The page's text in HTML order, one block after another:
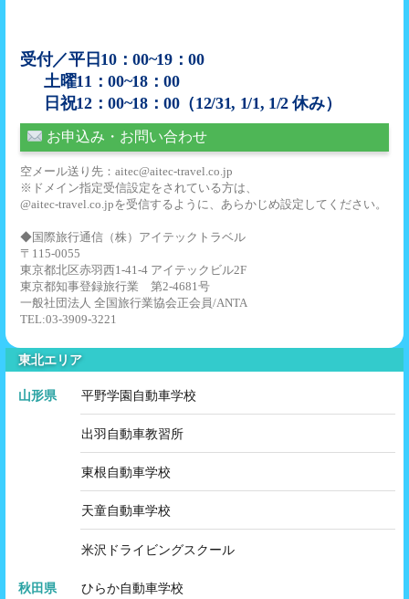
受付／平日10：00~19：00
土曜11：00~18：00
日祝12：00~18：00（12/31, 1/1, 1/2 休み）
お申込み・お問い合わせ
空メール送り先：aitec@aitec-travel.co.jp
※ドメイン指定受信設定をされている方は、
@aitec-travel.co.jpを受信するように、あらかじめ設定してください。
◆国際旅行通信（株）アイテックトラベル
〒115-0055
東京都北区赤羽西1-41-4 アイテックビル2F
東京都知事登録旅行業 第2-4681号
一般社団法人 全国旅行業協会正会員/ANTA
TEL:03-3909-3221
東北エリア
山形県 平野学園自動車学校
出羽自動車教習所
東根自動車学校
天童自動車学校
米沢ドライビングスクール
秋田県 ひらか自動車学校